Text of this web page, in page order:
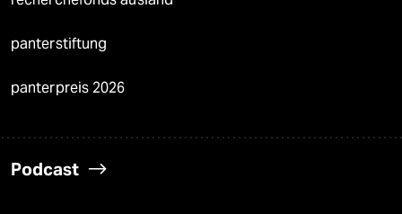
panterstiftung
panterpreis 2026
Podcast